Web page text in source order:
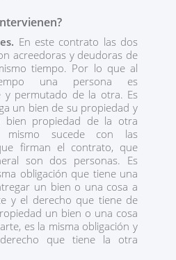
En este contrato las dos
acreedoras y deudoras de
tiempo. Por lo que al
una persona es
y permutado de la otra. Es
un bien de su propiedad y
bien propiedad de la otra
sucede con las
firman el contrato, que
son dos personas. Es
obligación que tiene una
un bien o una cosa a
y el derecho que tiene de
un bien o una cosa
es la misma obligación y
que tiene la otra